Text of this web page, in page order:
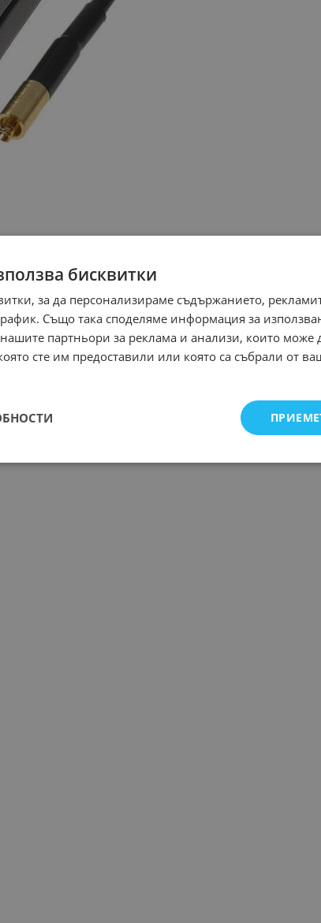
бисквитки
за да персонализираме съдържанието,
Също така споделяме информация за
нашите партньори за реклама и анализи, които може
сте им предоставили или която са събрали от